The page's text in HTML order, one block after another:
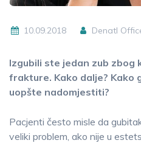
10.09.2018 Denatl
Izgubili ste jedan zub
frakture. Kako dalje? Kako
uopšte nadomjestiti?
Pacjenti često misle da
veliki problem, ako nije u